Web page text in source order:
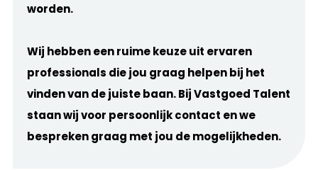
worden.
Wij hebben een ruime keuze uit ervaren
professionals die jou graag helpen bij het
vinden van de juiste baan. Bij Vastgoed Talent
staan wij voor persoonlijk contact en we
bespreken graag met jou de mogelijkheden.